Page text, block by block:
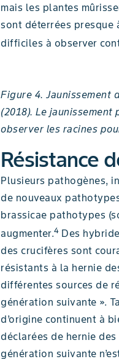
mais les plantes
sont déterrées presque
difficiles à observer
Figure 4. Jaunissement
(2018). Le
observer les racines
Résistance
Plusieurs pathogènes,
de nouveaux
brassicae pathotypes
augmenter.4Des
des crucifères sont
résistants à la hernie
différentes sources de
génération suivante ».
d’origine continuent à
déclarées de hernie
génération suivante